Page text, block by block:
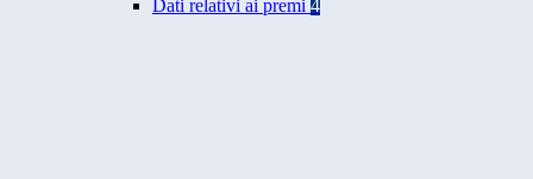
Dati relativi ai premi 4